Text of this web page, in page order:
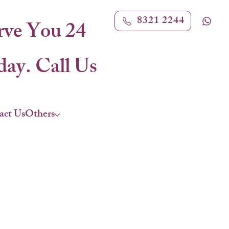
UsOthers
You 24
Call Us
8321 2244